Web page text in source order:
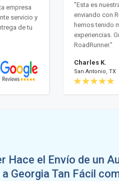
empresa
servicio y
de tu
"Esta es
enviando con
hemos tenido
experiencias.
RoadRunner."
Charles K.
San Antonio, TX
Hace el Envío de un
Georgia Tan Fácil